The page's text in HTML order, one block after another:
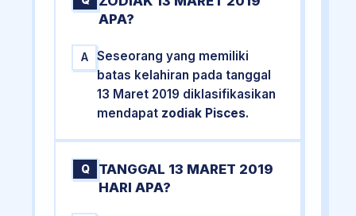
APA?
A
Seseorang yang memiliki
batas kelahiran pada tanggal
13 Maret 2019 diklasifikasikan
mendapat zodiak Pisces.
Q
TANGGAL 13 MARET 2019
HARI APA?